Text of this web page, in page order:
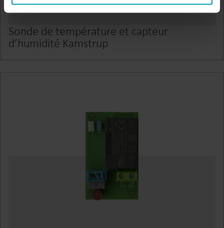
You can at any time change or withdraw your consent
Sonde de température et capteur
d’humidité Kamstrup